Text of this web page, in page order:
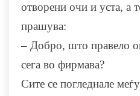
отворени очи и уста, а
прашува:
– Добро, што правело
сега во фирмава?
Сите се погледнале